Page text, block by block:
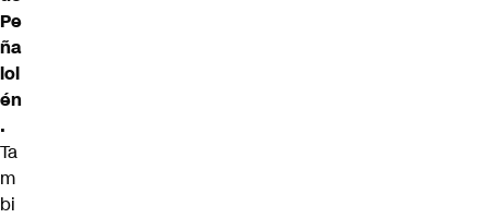
Pe
ña
lol
én
.
Ta
m
bi